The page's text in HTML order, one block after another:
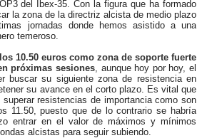
del Ibex-35. Con la figura que ha formado
la zona de la directriz alcista de medio plazo
jornadas donde hemos asistido a una
temeroso.
10.50 euros como zona de soporte fuerte
próximas sesiones, aunque hoy por hoy, el
buscar su siguiente zona de resistencia en
su avance en el corto plazo. Es vital que
resistencias de importancia como son
11.50, puesto que de lo contrario se habría
entrar en el valor de máximos y mínimos
alcistas para seguir subiendo.